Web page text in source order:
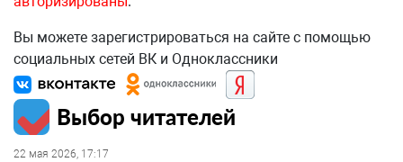
Вы можете зарегистрироваться на сайте с помощью
социальных сетей ВК и Одноклассники
Выбор читателей
22 мая 2026, 17:17